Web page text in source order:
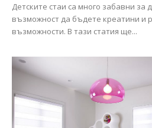
Детските стаи са много забавни за
възможност да бъдете креатини и
възможности. В тази статия ще...